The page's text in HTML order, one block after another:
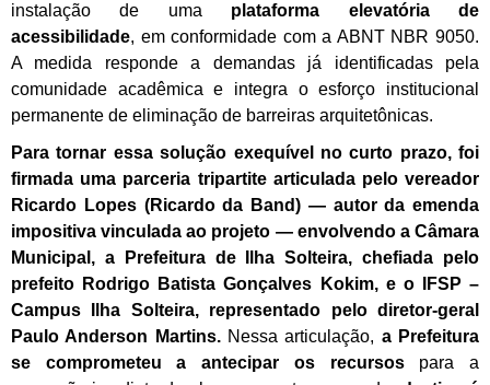
instalação de uma plataforma elevatória de
acessibilidade, em conformidade com a ABNT NBR 9050.
A medida responde a demandas já identificadas pela
comunidade acadêmica e integra o esforço institucional
permanente de eliminação de barreiras arquitetônicas.
Para tornar essa solução exequível no curto prazo, foi
firmada uma parceria tripartite articulada pelo vereador
Ricardo Lopes (Ricardo da Band) — autor da emenda
impositiva vinculada ao projeto — envolvendo a Câmara
Municipal, a Prefeitura de Ilha Solteira, chefiada pelo
prefeito Rodrigo Batista Gonçalves Kokim, e o IFSP –
Campus Ilha Solteira, representado pelo diretor-geral
Paulo Anderson Martins.Nessa articulação, a Prefeitura
se comprometeu a antecipar os recursospara a